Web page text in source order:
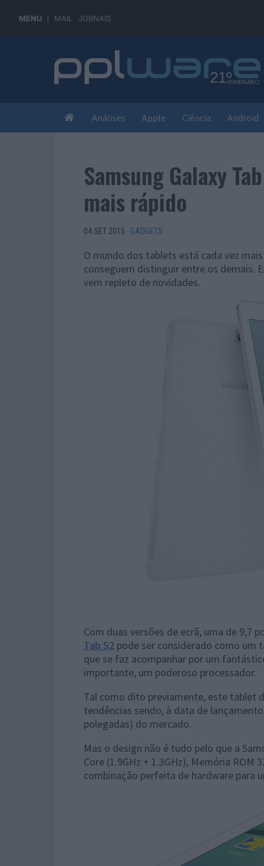
MENU MAIL JORNAIS
Análises Apple Ciência Android
Samsung Galaxy
mais rápido
04 SET 2015 · GADGETS
O mundo dos tablets está cada vez
conseguem distinguir entre os demais.
vem repleto de novidades.
Com duas versões de ecrã, uma de 9,7
Tab S2 pode ser considerado como um
que se faz acompanhar por um
importante, um poderoso processador.
Tal como dito previamente, este tablet
tendências sendo, à data de
polegadas) do mercado.
Mas o design não é tudo pelo que a
Core (1.9GHz + 1.3GHz), Memória ROM
combinação perfeita de hardware para